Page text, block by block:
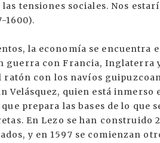
tensiones sociales. Nos
1600).
la economía se encuentra
guerra con Francia, Inglaterra
ratón con los navíos
Velásquez, quien está
prepara las bases de lo
En Lezo se han construido
y en 1597 se comienzan